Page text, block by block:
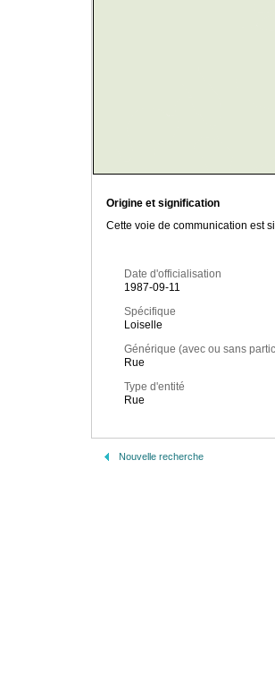
Origine et signification
Cette voie de communication est
Date d'officialisation
1987-09-11
Spécifique
Loiselle
Générique (avec ou sans
Rue
Type d'entité
Rue
Nouvelle recherche